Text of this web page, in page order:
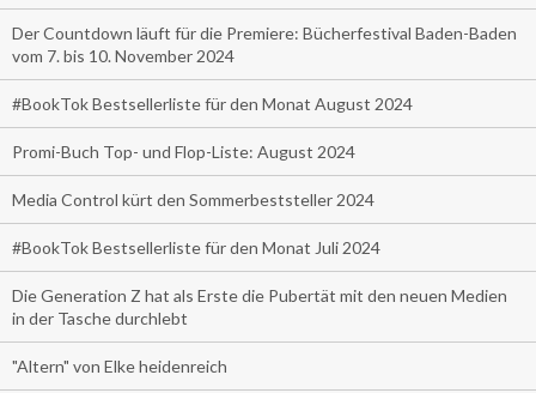
Der Countdown läuft für die Premiere: Bücherfestival Baden-Baden
vom 7. bis 10. November 2024
#BookTok Bestsellerliste für den Monat August 2024
Promi-Buch Top- und Flop-Liste: August 2024
Media Control kürt den Sommerbeststeller 2024
#BookTok Bestsellerliste für den Monat Juli 2024
Die Generation Z hat als Erste die Pubertät mit den neuen Medien
in der Tasche durchlebt
"Altern" von Elke heidenreich